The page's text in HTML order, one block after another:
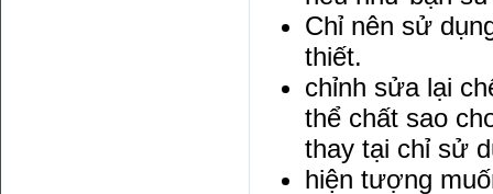
Chỉ nên sử
thiết.
chỉnh sửa lại
thể chất sao
thay tại chỉ sử
hiện tượng